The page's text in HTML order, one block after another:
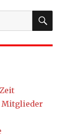
Mitglieder